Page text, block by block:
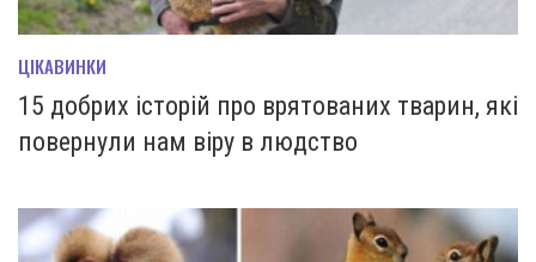
ЦІКАВИНКИ
15 добрих історій про врятованих тварин, які
повернули нам віру в людство